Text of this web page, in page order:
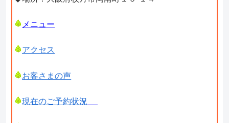
メニュー
アクセス
お客さまの声
現在のご予約状況